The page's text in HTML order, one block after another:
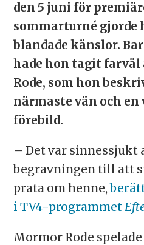
den 5 juni för
sommarturné gjorde
blandade känslor.
hade hon tagit farväl
Rode, som hon
närmaste vän och
förebild.
– Det var sinnessjukt
begravningen till att
prata om henne,
i TV4-programmet
Mormor Rode